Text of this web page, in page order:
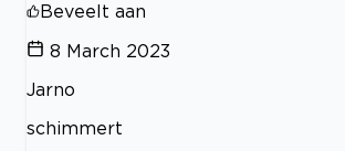
Beveelt aan
8 March 2023
Jarno
schimmert